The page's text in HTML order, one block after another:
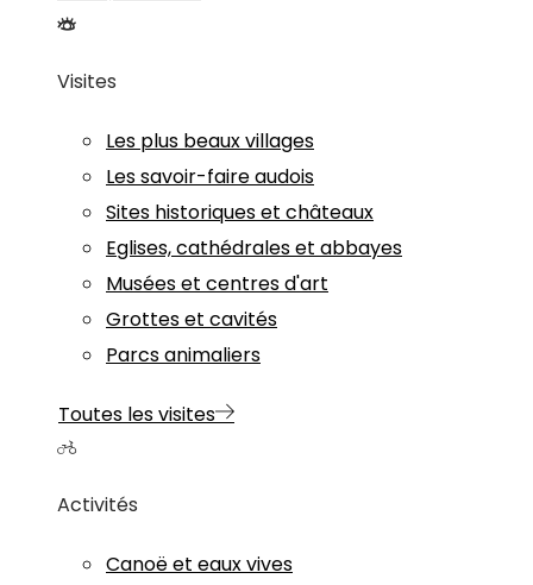
Visites
Les plus beaux villages
Les savoir-faire audois
Sites historiques et châteaux
Eglises, cathédrales et abbayes
Musées et centres d'art
Grottes et cavités
Parcs animaliers
Toutes les visites
Activités
Canoë et eaux vives